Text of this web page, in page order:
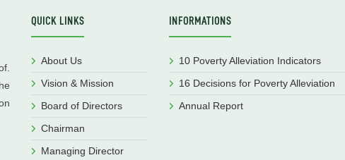
QUICK LINKS
About Us
Vision & Mission
Board of Directors
Chairman
Managing Director
INFORMATIONS
10 Poverty Alleviation Indicators
16 Decisions for Poverty Alleviation
Annual Report